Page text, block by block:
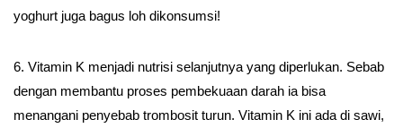
yoghurt juga bagus loh dikonsumsi!
6. Vitamin K menjadi nutrisi selanjutnya yang diperlukan. Sebab
dengan membantu proses pembekuaan darah ia bisa
menangani penyebab trombosit turun. Vitamin K ini ada di sawi,